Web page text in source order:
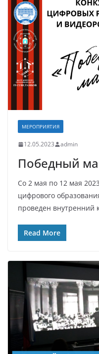
МЕРОПРИЯТИЯ
12.05.2023 admin
Победный
Со 2 мая по 12 мая
цифрового
проведен внутренний
Read More